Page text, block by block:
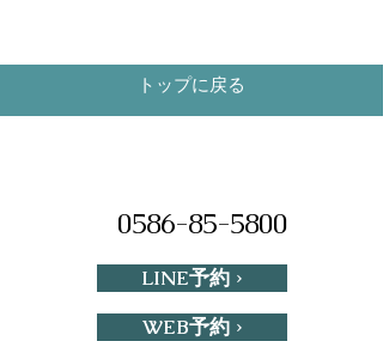
トップに戻る
0586-85-5800
LINE予約 ›
WEB予約 ›